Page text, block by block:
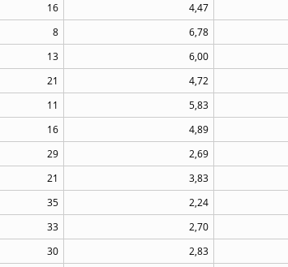
16 4,47
8 6,78
13 6,00
21 4,72
11 5,83
16 4,89
29 2,69
21 3,83
35 2,24
33 2,70
30 2,83